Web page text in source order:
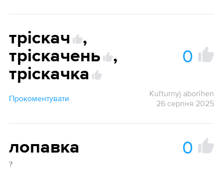
тріскач
,
тріскачень
,
тріскачка
0
Прокоментувати
Kuľturnyj aborihen
26 серпня 2025
лопавка 0
?